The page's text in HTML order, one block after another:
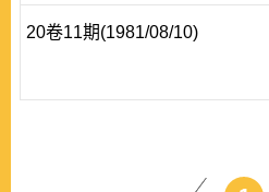
20卷11期(1981/08/10)